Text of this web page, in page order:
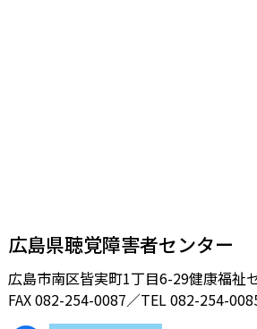
広島県聴覚障害者センター
広島市南区皆実町1丁目6-29健康福祉
FAX 082-254-0087／TEL082-254-